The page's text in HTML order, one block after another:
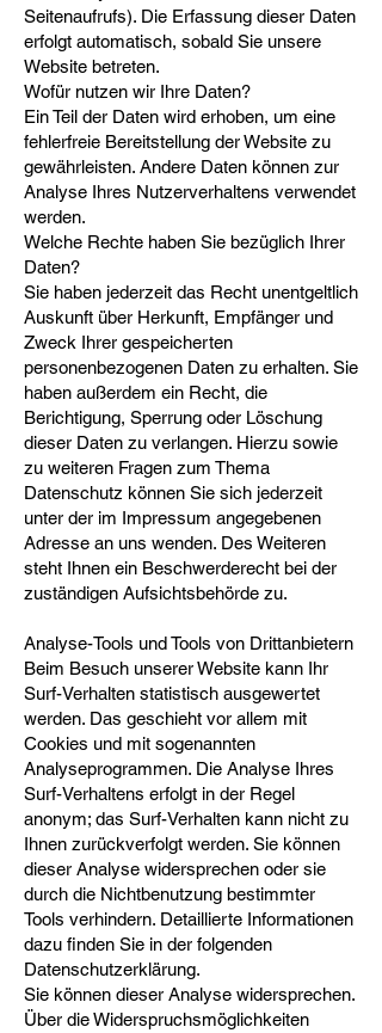
Seitenaufrufs). Die Erfassung dieser Daten
erfolgt automatisch, sobald Sie unsere
Website betreten.
Wofür nutzen wir Ihre Daten?
Ein Teil der Daten wird erhoben, um eine
fehlerfreie Bereitstellung der Website zu
gewährleisten. Andere Daten können zur
Analyse Ihres Nutzerverhaltens verwendet
werden.
Welche Rechte haben Sie bezüglich Ihrer
Daten?
Sie haben jederzeit das Recht unentgeltlich
Auskunft über Herkunft, Empfänger und
Zweck Ihrer gespeicherten
personenbezogenen Daten zu erhalten. Sie
haben außerdem ein Recht, die
Berichtigung, Sperrung oder Löschung
dieser Daten zu verlangen. Hierzu sowie
zu weiteren Fragen zum Thema
Datenschutz können Sie sich jederzeit
unter der im Impressum angegebenen
Adresse an uns wenden. Des Weiteren
steht Ihnen ein Beschwerderecht bei der
zuständigen Aufsichtsbehörde zu.
Analyse-Tools und Tools von Drittanbietern
Beim Besuch unserer Website kann Ihr
Surf-Verhalten statistisch ausgewertet
werden. Das geschieht vor allem mit
Cookies und mit sogenannten
Analyseprogrammen. Die Analyse Ihres
Surf-Verhaltens erfolgt in der Regel
anonym; das Surf-Verhalten kann nicht zu
Ihnen zurückverfolgt werden. Sie können
dieser Analyse widersprechen oder sie
durch die Nichtbenutzung bestimmter
Tools verhindern. Detaillierte Informationen
dazu finden Sie in der folgenden
Datenschutzerklärung.
Sie können dieser Analyse widersprechen.
Über die Widerspruchsmöglichkeiten